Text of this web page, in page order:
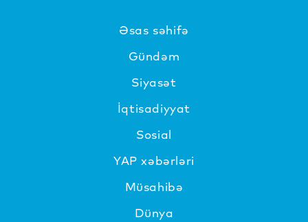
Əsas səhifə
Gündəm
Siyasət
İqtisadiyyat
Sosial
YAP xəbərləri
Müsahibə
Dünya